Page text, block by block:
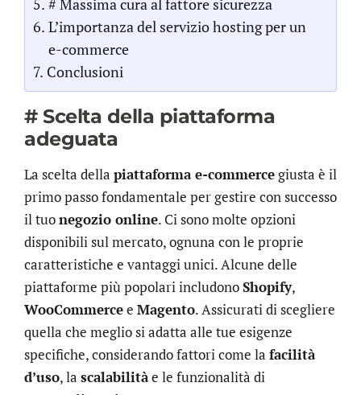
L’importanza del servizio hosting per un
e-commerce
Conclusioni
# Scelta della piattaforma
adeguata
La scelta della piattaforma e-commercegiusta è il
primo passo fondamentale per gestire con successo
il tuonegozio online. Ci sono molte opzioni
disponibili sul mercato, ognuna con le proprie
caratteristiche e vantaggi unici. Alcune delle
piattaforme più popolari includonoShopify,
WooCommercee Magento. Assicurati di scegliere
quella che meglio si adatta alle tue esigenze
specifiche, considerando fattori come la facilità
d’uso, la scalabilitàe le funzionalità di